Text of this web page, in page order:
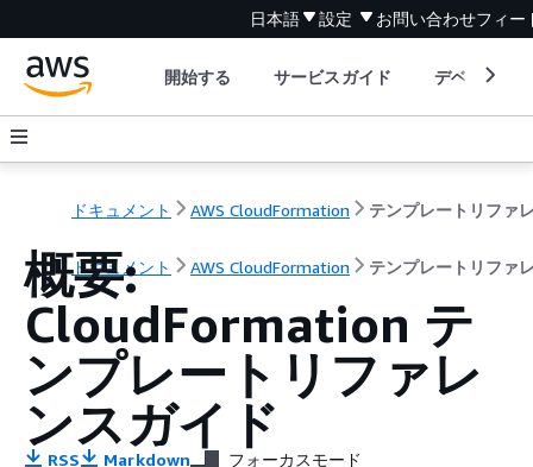
日本語 設定 お問い合わせフィー
開始する サービスガイド デベロッパ
ドキュメント AWS CloudFormation
ドキュメント AWS CloudFormation テンプレートリファ
概要:
CloudFormation テ
ンプレートリファレ
ンスガイド
RSS Markdown フォーカスモード